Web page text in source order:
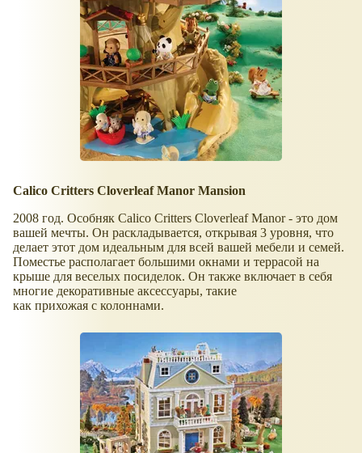
Calico Critters Cloverleaf Manor Mansion
2008 год. Особняк Calico Critters Cloverleaf Manor - это дом
вашей мечты. Он раскладывается, открывая 3 уровня, что
делает этот дом идеальным для всей вашей мебели и семей.
Поместье располагает большими окнами и террасой на
крыше для веселых посиделок. Он также включает в себя
многие декоративные аксессуары, такие
как прихожая с колоннами.